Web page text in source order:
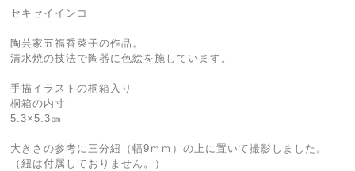
セキセイインコ
陶芸家五福香菜子の作品。
清水焼の技法で陶器に色絵を施しています。
手描イラストの桐箱入り
桐箱の内寸
5.3×5.3㎝
大きさの参考に三分紐（幅9ｍｍ）の上に置いて撮影しました。
（紐は付属しておりません。）